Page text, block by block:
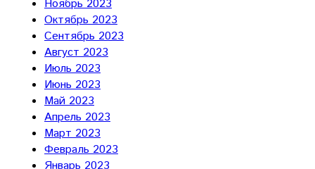
Ноябрь 2023
Октябрь 2023
Сентябрь 2023
Август 2023
Июль 2023
Июнь 2023
Май 2023
Апрель 2023
Март 2023
Февраль 2023